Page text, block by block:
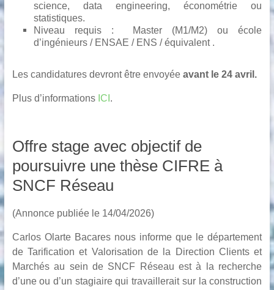
science, data engineering, économétrie ou
statistiques.
Niveau requis : Master (M1/M2) ou école
d’ingénieurs / ENSAE / ENS / équivalent .
Les candidatures devront être envoyée avant le 24 avril.
Plus d’informations ICI .
Offre stage avec objectif de
poursuivre une thèse CIFRE à
SNCF Réseau
(Annonce publiée le 14/04/2026)
Carlos Olarte Bacares nous informe que le département
de Tarification et Valorisation de la Direction Clients et
Marchés au sein de SNCF Réseau est à la recherche
d’une ou d’un stagiaire qui travaillerait sur la construction